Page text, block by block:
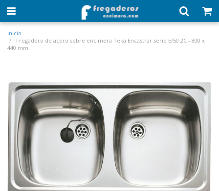
Inicio
Fregadero de acero sobre encimera Teka Encastrar serie E/50 2C - 800 x
440 mm.